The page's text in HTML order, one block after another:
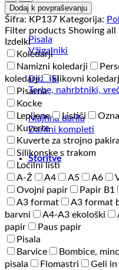
Pisala
Vžigalniki
Dežniki
Torbe, nahrbtniki,
Majhna darila
Darilni kompleti
Storitve
k-
up
Trucker
Cap
–
5
Panels
količina
Dodaj k povpraševanju
Šifra: KP137 Kategorija:
Filter products Showing all
Izdelki
Koledarji
Namizni koledarji
koledarji
Slikovni
Pisarna
Kocke
Lepljene
Lističi
Kuverte
Kuverte za strojno
Silikonske s trakom
Ločilni listi
A-Ž
A4 A5 A6
Ovojni papir
Papir B1
A3 format
A3 format
barvni
A4-A3 ekološki
papir
Paus papir
Pisala
Barvice
Bombice,
pisala
Flomastri Geli